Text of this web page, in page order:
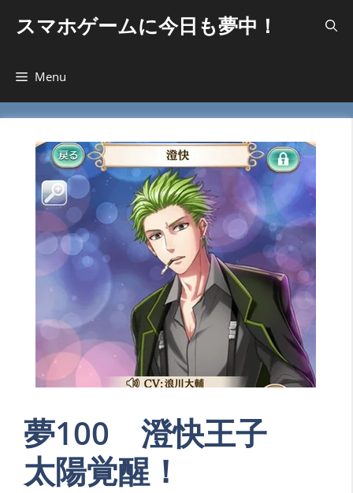
へ
スマホゲームに今日も夢中！
Menu
夢100 澄快王子
太陽覚醒！